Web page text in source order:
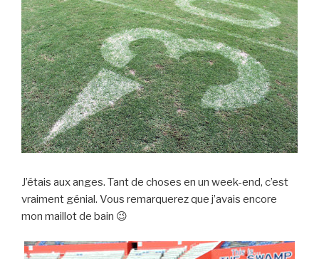
J’étais aux anges. Tant de choses en un week-end, c’est
vraiment génial. Vous remarquerez que j’avais encore
mon maillot de bain 😉